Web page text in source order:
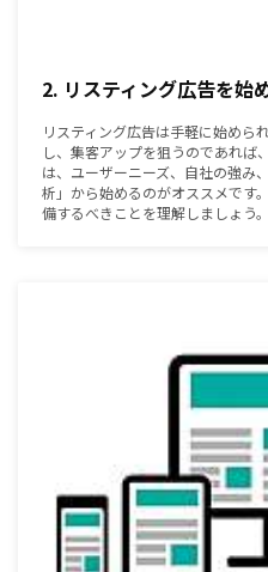
2. リスティング広告を始
リスティング広告は手軽に始めら
し、集客アップを狙うのであれば
は、ユーザーニーズ、自社の強み
析」から始めるのがオススメです
備するべきことを理解しましょう。